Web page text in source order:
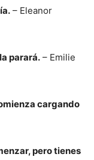
– Eleanor
parará. – Emilie
cargando
pero tienes